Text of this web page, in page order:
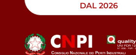
DAL 2026